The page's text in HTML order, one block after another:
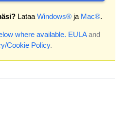
Lataa Windows® ja Mac®.
where available. EULAand
Cookie Policy.